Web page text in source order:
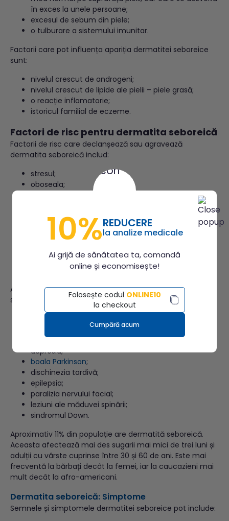
în exces la unele persoane;
excesul de sebum din piele;
o tulburare a sistemului imunitar.
Factorii care pot influența apariția dermatitei seboreice
sunt:
nivelul crescut de androgeni;
nivelul crescut de lipide ale pielii – piele grasă;
o reacție inflamatorie;
istoricul familial de eczeme.
Factori de risc pentru dermatita seboreică
Factorii de risc care declanșează sau agravează
dermatita seboreică includ:
stresul;
oboseala;
climatul rece și uscat sau schimbarea de anotimp;
alte afecțiuni ale pielii, inclusiv rozaceea, psoriazisul
și acneea;
regimurile hipercalorice;
recuperarea după afecțiuni medicale stresante (un
atac de cord, de exemplu)
Anumite afecțiuni cresc predispoziția la dermatita
seboreică:
limfomul Hodgkin și non-Hodgkin;
infecția cu HIV;
depresia;
boala Parkinson;
dischinezia tardivă;
epilepsia;
paralizia nervului facial;
leziuni ale măduvei spinării;
sindromul Down.
Aproximativ 11% din populație are dermatită seboreică.
Aceasta afectează mai des sugarii mai mici de trei luni și
adulții cu vârste cuprinse între 30 și 60 de ani. Este mai
frecventă la bărbați decât la femei, iar la caucazieni mai
mult decât la afro-americani.
Dermatita seboreică: Simptome
Semnele și simptomele dermatitei seboreice pot include:
10%REDUCERE
la analize medicale
Ai grijă de sănătatea ta, comandă
online și economisește!
Folosește codul ONLINE10
la checkout
Cumpără acum